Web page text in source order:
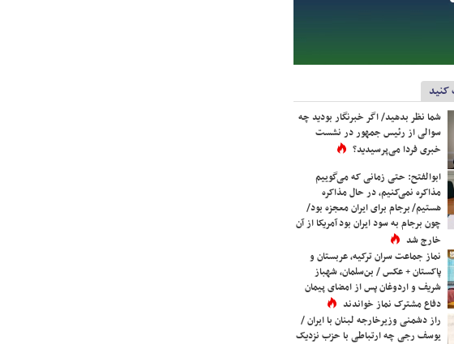
شما نظر بدهید/ اگر خبرنگار بودید چه
سوالی از رئیس جمهور در نشست
خبری فردا می‌پرسیدید؟
ابوالفتح: حتی زمانی که می‌گوییم
مذاکره نمی‌کنیم، در حال مذاکره
هستیم/ برجام برای ایران معجزه بود/
چون برجام به سود ایران بود آمریکا از آن
خارج شد
نماز جماعت سران ترکیه، عربستان و
پاکستان + عکس / بن‌سلمان، شهباز
شریف و اردوغان پس از امضای پیمان
دفاع مشترک نماز خواندند
راز دشمنی وزیرخارجه لبنان با ایران /
یوسف رجی چه ارتباطی با حزب نزدیک